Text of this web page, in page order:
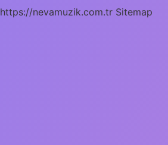
https://nevamuzik.com.tr Sitemap